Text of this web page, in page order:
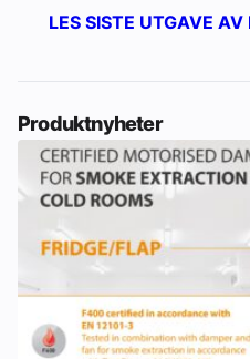
LES SISTE UTGAVE
Produktnyheter